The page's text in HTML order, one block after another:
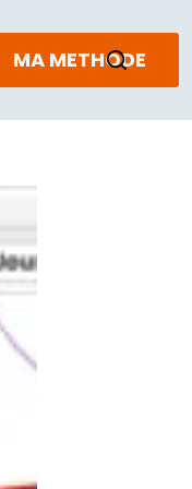
MA METHODE